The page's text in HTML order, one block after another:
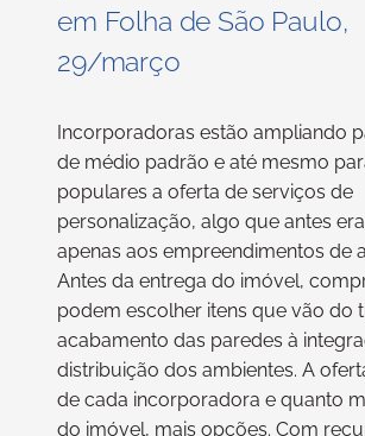
em Folha de São Paulo,
29/março
Incorporadoras estão ampliando
de médio padrão e até mesmo
populares a oferta de serviços de
personalização, algo que antes
apenas aos empreendimentos de
Antes da entrega do imóvel,
podem escolher itens que vão do
acabamento das paredes à
distribuição dos ambientes. A
de cada incorporadora e quanto
do imóvel, mais opções. Com